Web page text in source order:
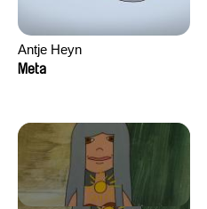
Antje Heyn
Meta